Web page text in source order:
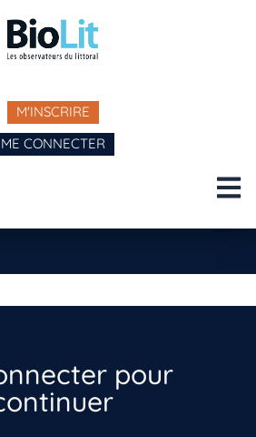
M'INSCRIRE
ME CONNECTER
pour